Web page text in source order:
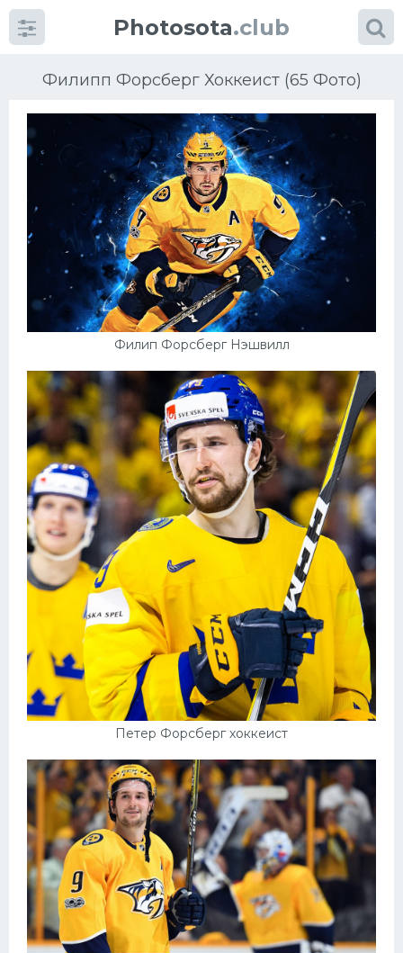
Photosota.club
Филипп Форсберг Хоккеист (65 Фото)
Филип Форсберг Нэшвилл
Петер Форсберг хоккеист
КатегорииФото
Еще картинки...
Футбол
Баскетбол
Хоккей
Велогонки
Конькобежный спорт
Тренажеры
Интерьер квартиры